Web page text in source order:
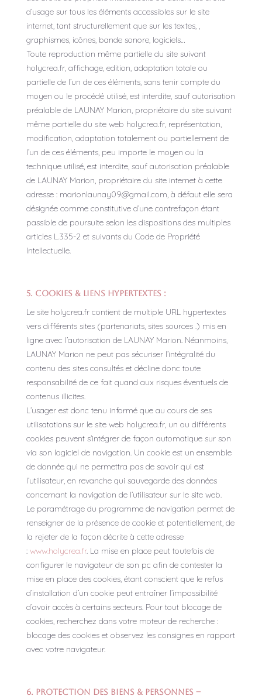
d’usage sur tous les éléments accessibles sur le site
internet, tant structurellement que sur les textes, ,
graphismes, icônes, bande sonore, logiciels…
Toute reproduction même partielle du site suivant
holycrea.fr, affichage, edition, adaptation totale ou
partielle de l’un de ces éléments, sans tenir compte du
moyen ou le procédé utilisé, est interdite, sauf autorisation
préalable de LAUNAY Marion, propriétaire du site suivant
même partielle du site web holycrea.fr, représentation,
modification, adaptation totalement ou partiellement de
l’un de ces éléments, peu importe le moyen ou la
technique utilisé, est interdite, sauf autorisation préalable
de LAUNAY Marion, propriétaire du site internet à cette
adresse : marionlaunay09@gmail.com, à défaut elle sera
désignée comme constitutive d’une contrefaçon étant
passible de poursuite selon les dispositions des multiples
articles L.335-2 et suivants du Code de Propriété
Intellectuelle.
5. Cookies & Liens Hypertextes :
Le site holycrea.fr contient de multiple URL hypertextes
vers différents sites (partenariats, sites sources .) mis en
ligne avec l’autorisation de LAUNAY Marion. Néanmoins,
LAUNAY Marion ne peut pas sécuriser l’intégralité du
contenu des sites consultés et décline donc toute
responsabilité de ce fait quand aux risques éventuels de
contenus illicites.
L’usager est donc tenu informé que au cours de ses
utilisatations sur le site web holycrea.fr, un ou différents
cookies peuvent s’intégrer de façon automatique sur son
via son logiciel de navigation. Un cookie est un ensemble
de donnée qui ne permettra pas de savoir qui est
l’utilisateur, en revanche qui sauvegarde des données
concernant la navigation de l’utilisateur sur le site web.
Le paramétrage du programme de navigation permet de
renseigner de la présence de cookie et potentiellement, de
la rejeter de la façon décrite à cette adresse
: www.holycrea.fr. La mise en place peut toutefois de
configurer le navigateur de son pc afin de contester la
mise en place des cookies, étant conscient que le refus
d’installation d’un cookie peut entraîner l’impossibilité
d’avoir accès à certains secteurs. Pour tout blocage de
cookies, recherchez dans votre moteur de recherche :
blocage des cookies et observez les consignes en rapport
avec votre navigateur.
6. Protection des biens & personnes –